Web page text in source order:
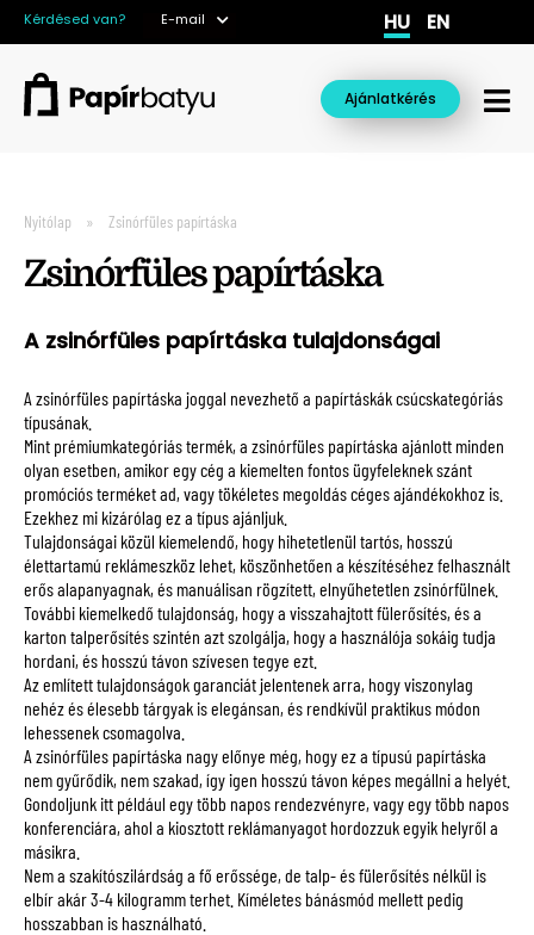
Kérdésed van? E-mail HU EN
Ajánlatkérés
Nyitólap Zsinórfüles papírtáska
Zsinórfüles papírtáska
A zsinórfüles papírtáska tulajdonságai
A zsinórfüles papírtáska joggal nevezhető a papírtáskák csúcskategóriás
típusának.
Mint prémiumkategóriás termék, a zsinórfüles papírtáska ajánlott minden
olyan esetben, amikor egy cég a kiemelten fontos ügyfeleknek szánt
promóciós terméket ad, vagy tökéletes megoldás céges ajándékokhoz is.
Ezekhez mi kizárólag ez a típus ajánljuk.
Tulajdonságai közül kiemelendő, hogy hihetetlenül tartós, hosszú
élettartamú reklámeszköz lehet, köszönhetően a készítéséhez felhasznált
erős alapanyagnak, és manuálisan rögzített, elnyűhetetlen zsinórfülnek.
További kiemelkedő tulajdonság, hogy a visszahajtott fülerősítés, és a
karton talperősítés szintén azt szolgálja, hogy a használója sokáig tudja
hordani, és hosszú távon szívesen tegye ezt.
Az említett tulajdonságok garanciát jelentenek arra, hogy viszonylag
nehéz és élesebb tárgyak is elegánsan, és rendkívül praktikus módon
lehessenek csomagolva.
A zsinórfüles papírtáska nagy előnye még, hogy ez a típusú papírtáska
nem gyűrődik, nem szakad, így igen hosszú távon képes megállni a helyét.
Gondoljunk itt például egy több napos rendezvényre, vagy egy több napos
konferenciára, ahol a kiosztott reklámanyagot hordozzuk egyik helyről a
másikra.
Nem a szakítószilárdság a fő erőssége, de talp- és fülerősítés nélkül is
elbír akár 3-4 kilogramm terhet. Kíméletes bánásmód mellett pedig
hosszabban is használható.